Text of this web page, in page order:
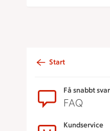
Start
Få snabbt svar
FAQ
Kundservice